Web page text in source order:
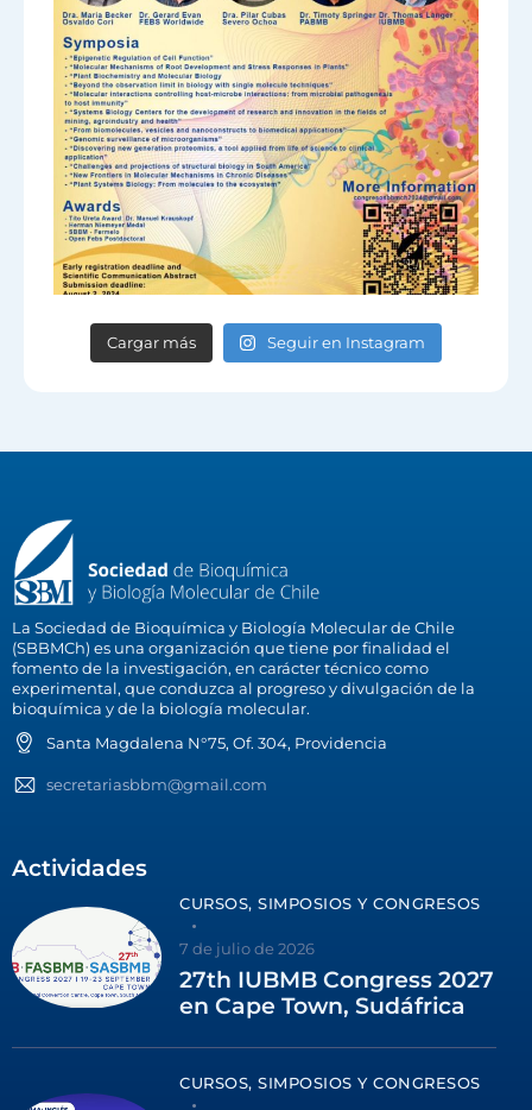
Cargar más Seguir en Instagram
La Sociedad de Bioquímica y Biología Molecular de Chile
(SBBMCh) es una organización que tiene por finalidad el
fomento de la investigación, en carácter técnico como
experimental, que conduzca al progreso y divulgación de la
bioquímica y de la biología molecular.
Santa Magdalena N°75, Of. 304, Providencia
secretariasbbm@gmail.com
Actividades
CURSOS, SIMPOSIOS Y CONGRESOS
7 de julio de 2026
27th IUBMB Congress 2027
en Cape Town, Sudáfrica
CURSOS, SIMPOSIOS Y CONGRESOS